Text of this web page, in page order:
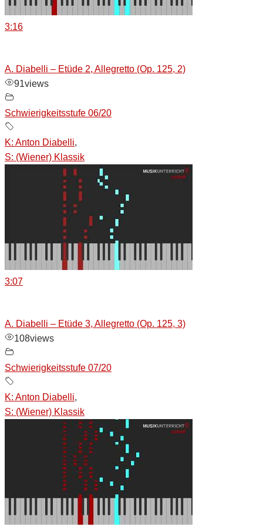
3:16
A. Diabelli – Etüde 2, Allegretto (Op. 125, 2)
91views
Schwierigkeitsstufe 06/20
K: Anton Diabelli,
S: (Wiener) Klassik
3:07
A. Diabelli – Etüde 3, Allegretto (Op. 125, 3)
108views
Schwierigkeitsstufe 07/20
K: Anton Diabelli,
S: (Wiener) Klassik